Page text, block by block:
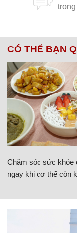
CÓ THỂ BẠN
Chăm sóc sức khỏe
ngay khi cơ thể còn